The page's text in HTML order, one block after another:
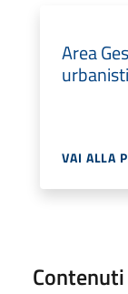
Area
VAI ALLA